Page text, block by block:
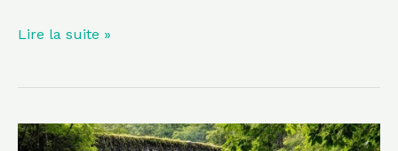
Lire la suite »
Saviez-